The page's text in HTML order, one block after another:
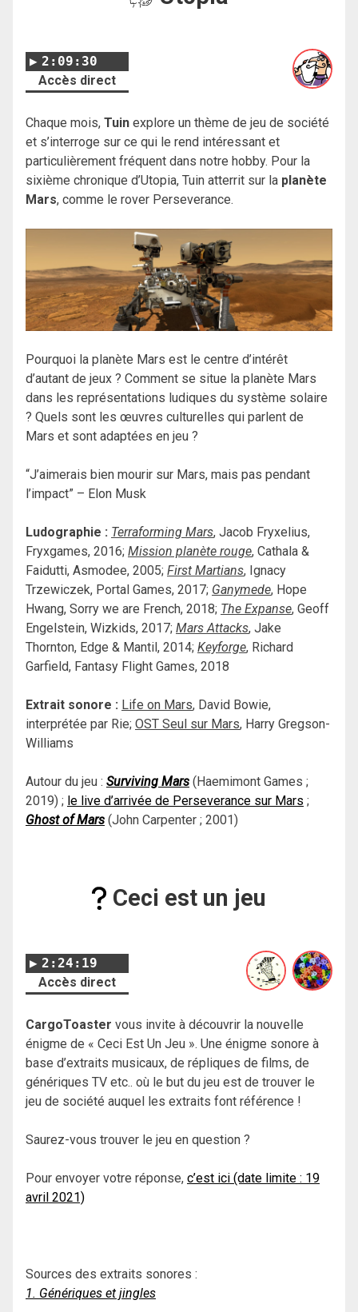
2:09:30
Accès direct
Chaque mois, Tuin explore un thème de jeu de société
et s’interroge sur ce qui le rend intéressant et
particulièrement fréquent dans notre hobby. Pour la
sixième chronique d’Utopia, Tuin atterrit sur la planète
Mars, comme le rover Perseverance.
Pourquoi la planète Mars est le centre d’intérêt
d’autant de jeux ? Comment se situe la planète Mars
dans les représentations ludiques du système solaire
? Quels sont les œuvres culturelles qui parlent de
Mars et sont adaptées en jeu ?
“J’aimerais bien mourir sur Mars, mais pas pendant
l’impact” – Elon Musk
Ludographie : Terraforming Mars, Jacob Fryxelius,
Fryxgames, 2016; Mission planète rouge, Cathala &
Faidutti, Asmodee, 2005; First Martians, Ignacy
Trzewiczek, Portal Games, 2017; Ganymede, Hope
Hwang, Sorry we are French, 2018; The Expanse, Geoff
Engelstein, Wizkids, 2017; Mars Attacks, Jake
Thornton, Edge & Mantil, 2014; Keyforge, Richard
Garfield, Fantasy Flight Games, 2018
Extrait sonore : Life on Mars, David Bowie,
interprétée par Rie; OST Seul sur Mars, Harry Gregson-
Williams
Autour du jeu : Surviving Mars (Haemimont Games ;
2019) ; le live d’arrivée de Perseverance sur Mars ;
Ghost of Mars (John Carpenter ; 2001)
Ceci est un jeu
2:24:19
Accès direct
CargoToaster vous invite à découvrir la nouvelle
énigme de « Ceci Est Un Jeu ». Une énigme sonore à
base d’extraits musicaux, de répliques de films, de
génériques TV etc.. où le but du jeu est de trouver le
jeu de société auquel les extraits font référence !
Saurez-vous trouver le jeu en question ?
Pour envoyer votre réponse, c’est ici (date limite : 19
avril 2021)
Sources des extraits sonores :
1. Génériques et jingles